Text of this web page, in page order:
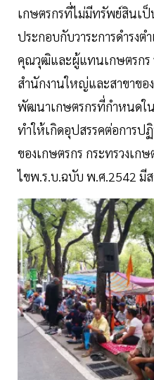
เกษตรกรที่ไม่มีทรัพย์สินเ
ประกอบกับวาระการดำรงต
คุณวุฒิและผู้แทนเกษตรกร
สำนักงานใหญ่และสาขาข
พัฒนาเกษตรกรที่กำหนดใ
ทำให้เกิดอุปสรรคต่อการ
ของเกษตรกร กระทรวงเก
ไขพ.ร.บ.ฉบับ พ.ศ.2542 มีส